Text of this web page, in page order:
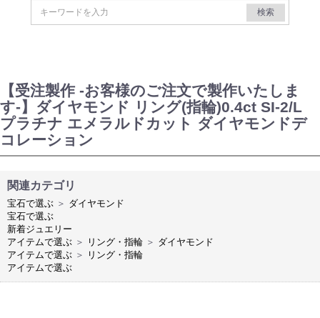
検索
【受注製作 -お客様のご注文で製作いたしま
す-】ダイヤモンド リング(指輪)0.4ct SI-2/L
プラチナ エメラルドカット ダイヤモンドデ
コレーション
関連カテゴリ
宝石で選ぶ ＞ ダイヤモンド
宝石で選ぶ
新着ジュエリー
アイテムで選ぶ ＞ リング・指輪 ＞ ダイヤモンド
アイテムで選ぶ ＞
リング・指輪
アイテムで選ぶ